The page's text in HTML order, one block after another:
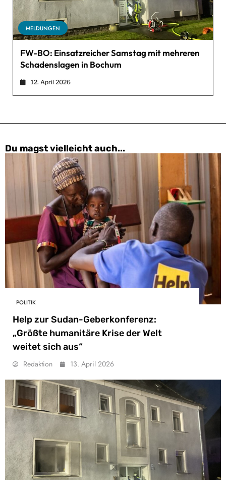
MELDUNGEN
FW-BO: Einsatzreicher Samstag mit mehreren
Schadenslagen in Bochum
12. April 2026
Du magst vielleicht auch...
POLITIK
Help zur Sudan-Geberkonferenz:
„Größte humanitäre Krise der Welt
weitet sich aus“
Redaktion 13. April 2026